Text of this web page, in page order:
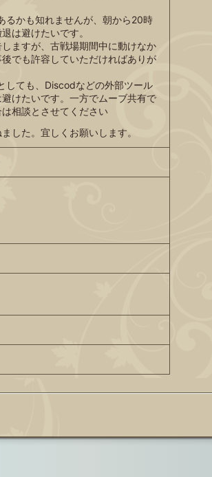
るかも知れませんが、朝から20時
は避けたいです。
しますが、古戦場期間中に動けなか
でも許容していただければありが
しても、Discodなどの外部ツール
けたいです。一方でムーブ共有で
相談とさせてください
した。宜しくお願いします。